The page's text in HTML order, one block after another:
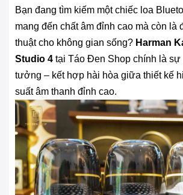
Bạn đang tìm kiếm một chiếc loa
mang đến chất âm đỉnh cao mà còn là
thuật cho không gian sống? Harman
Studio 4 tại Táo Đen Shop chính là
tưởng – kết hợp hài hòa giữa thiết kế
suất âm thanh đỉnh cao.